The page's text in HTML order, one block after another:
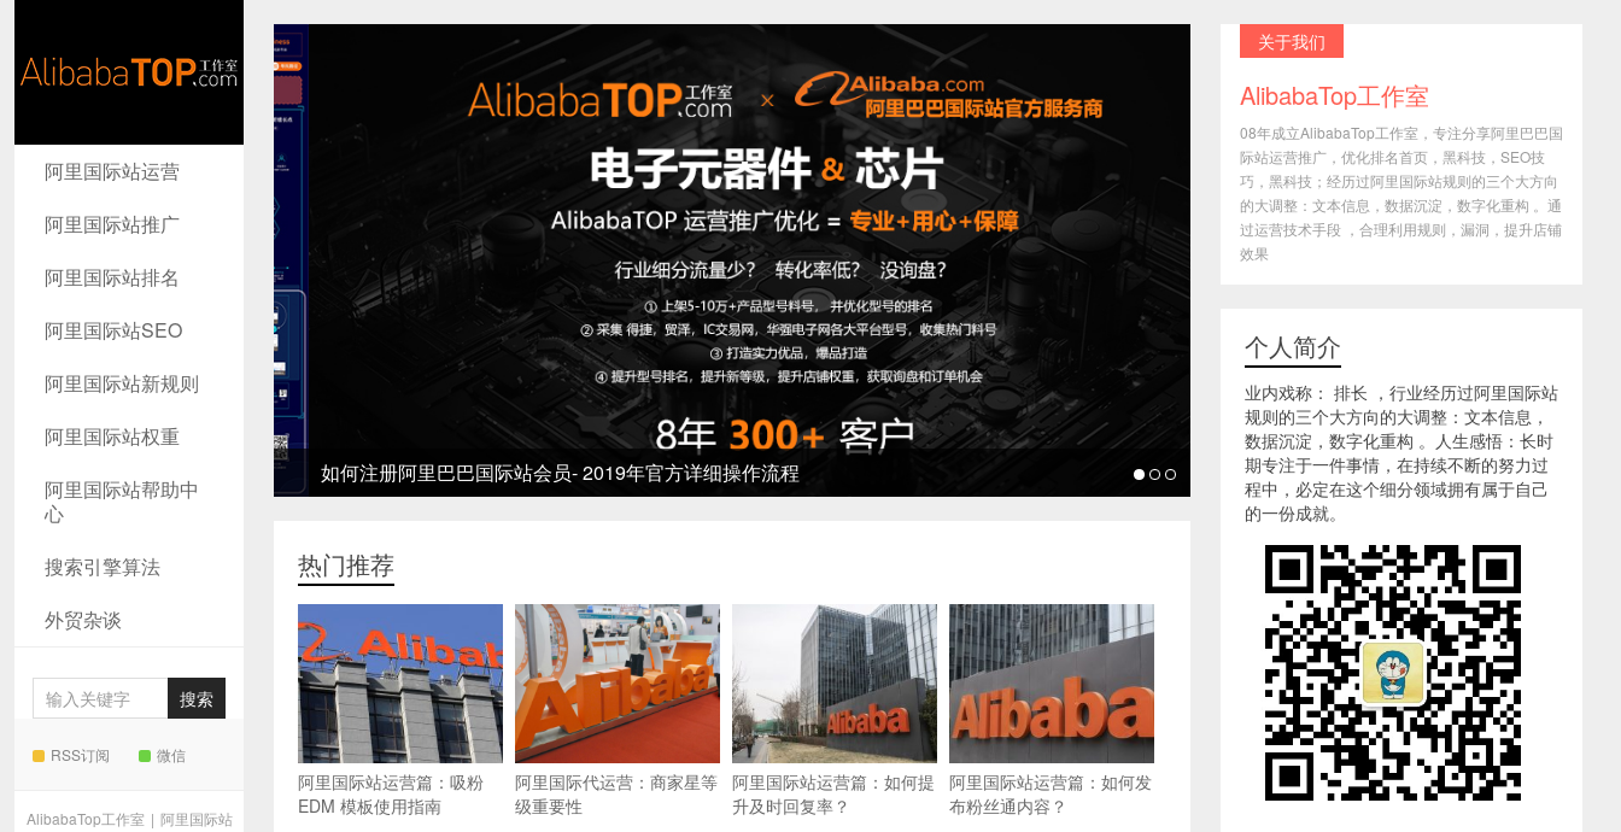
AlibabaTop
工作室
阿里国际站运营
阿里国际站推广
阿里国际站排名
阿里国际站SEO
阿里国际站新规则
阿里国际站权重
阿里国际站帮助中
心
搜索引擎算法
外贸杂谈
RSS订阅 微信
AlibabaTop工作室 | 阿里国际站
如何注册阿里巴巴国际站会员- 2019年官方详细操作流程
热门推荐
阿里国际站运营篇：吸粉
EDM 模板使用指南
阿里国际代运营：商家星等
级重要性
阿里国际站运营篇：如何提
升及时回复率？
阿里国际站运营篇：如何发
布粉丝通内容？
关于我们
AlibabaTop工作室
08年成立AlibabaTop工作室，专注分享阿里巴巴国
际站运营推广，优化排名首页，黑科技，SEO技
巧，黑科技；经历过阿里国际站规则的三个大方向
的大调整：文本信息，数据沉淀，数字化重构 。通
过运营技术手段 ，合理利用规则，漏洞，提升店铺
效果
个人简介
业内戏称： 排长 ，行业经历过阿里国际站
规则的三个大方向的大调整：文本信息，
数据沉淀，数字化重构 。人生感悟：长时
期专注于一件事情，在持续不断的努力过
程中，必定在这个细分领域拥有属于自己
的一份成就。